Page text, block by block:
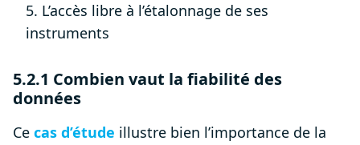
5. L’accès libre à l’étalonnage de ses
instruments
5.2.1 Combien vaut la fiabilité des
données
Ce cas d’étude illustre bien l’importance de la